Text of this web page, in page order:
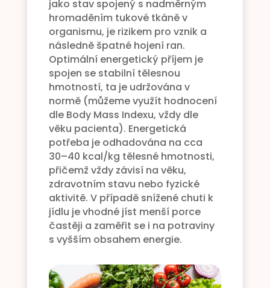
jako stav spojený s nadměrným
hromaděním tukové tkáně v
organismu, je rizikem pro vznik a
následně špatné hojení ran.
Optimální energetický příjem je
spojen se stabilní tělesnou
hmotností, ta je udržována v
normě (můžeme využít hodnocení
dle Body Mass Indexu, vždy dle
věku pacienta). Energetická
potřeba je odhadována na cca
30–40 kcal/kg tělesné hmotnosti,
přičemž vždy závisí na věku,
zdravotním stavu nebo fyzické
aktivitě. V případě snížené chuti k
jídlu je vhodné jíst menší porce
častěji a zaměřit se i na potraviny
s vyšším obsahem energie.